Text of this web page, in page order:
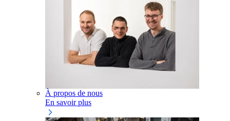
À propos de nous
En savoir plus